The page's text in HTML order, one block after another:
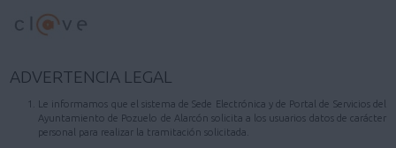
INFORMACIÓN MUNICIPAL
AYUDA
ADVERTENCIA LEGAL
Le informamos que el sistema de Sede Electrónica y de Portal de Servicios del
Ayuntamiento de Pozuelo de Alarcón solicita a los usuarios datos de carácter
personal para realizar la tramitación solicitada.